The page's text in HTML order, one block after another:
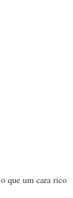
que um cara rico